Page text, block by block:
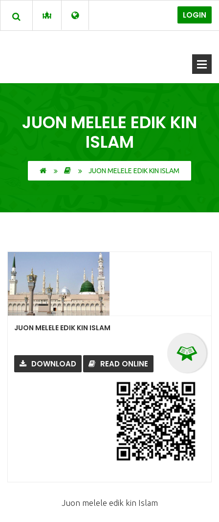
LOGIN
JUON MELELE EDIK KIN
ISLAM
JUON MELELE EDIK KIN ISLAM
JUON MELELE EDIK KIN ISLAM
DOWNLOAD READ ONLINE
Juon melele edik kin Islam